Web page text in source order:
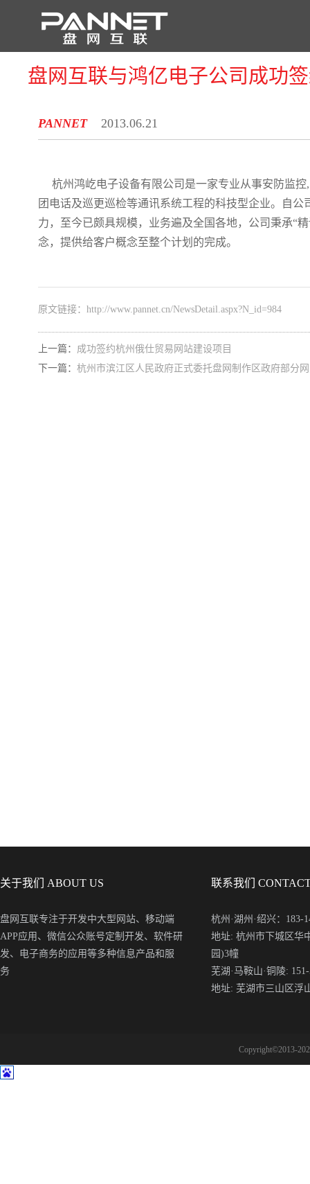
首 页
盘网互联与鸿亿电子公司成功
PANNET 2013.06.21
杭州鸿屹电子设备有限公司是一家专业从事安防监控
团电话及巡更巡检等通讯系统工程的科技型企业。自
力，至今已颇具规模，业务遍及全国各地，公司秉承“
念，提供给客户概念至整个计划的完成。
原文链接：http://www.pannet.cn/NewsDetail.aspx?N_id=984
上一篇： 成功签约杭州俄仕贸易网站建设项目
下一篇：杭州市滨江区人民政府正式委托盘网制作区政府部分
关于我们 ABOUT US
盘网互联专注于开发中大型网站、移动端
APP应用、微信公众账号定制开发、软件研
发、电子商务的应用等多种信息产品和服
务
联系我们
杭州·湖州·绍兴：183-
地址: 杭州市下城区华
园)3幢
芜湖·马鞍山·铜陵:
地址: 芜湖市三山区浮
Copyright©2013-